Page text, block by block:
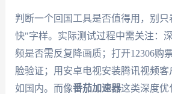
判断一个回国工具是否值得用，别
快"字样。实际测试过程中需关注：
频是否需反复降画质；打开12306购
脸验证；用安卓电视安装腾讯视频
如国内。而像番茄加速器这类深度优